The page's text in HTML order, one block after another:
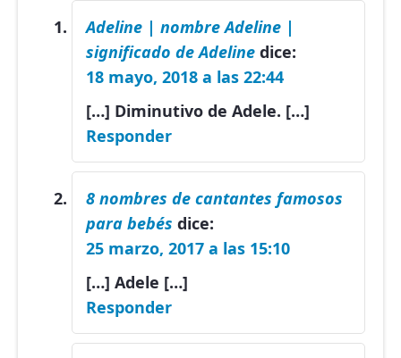
Adeline | nombre Adeline |
significado de Adeline dice:
18 mayo, 2018 a las 22:44
[…] Diminutivo de Adele. […]
Responder
8 nombres de cantantes famosos
para bebés dice:
25 marzo, 2017 a las 15:10
[…] Adele […]
Responder